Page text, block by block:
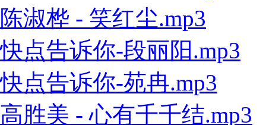
陈淑桦 - 笑红尘.mp3
快点告诉你-段丽阳.mp3
快点告诉你-苑冉.mp3
高胜美 - 心有千千结.mp3